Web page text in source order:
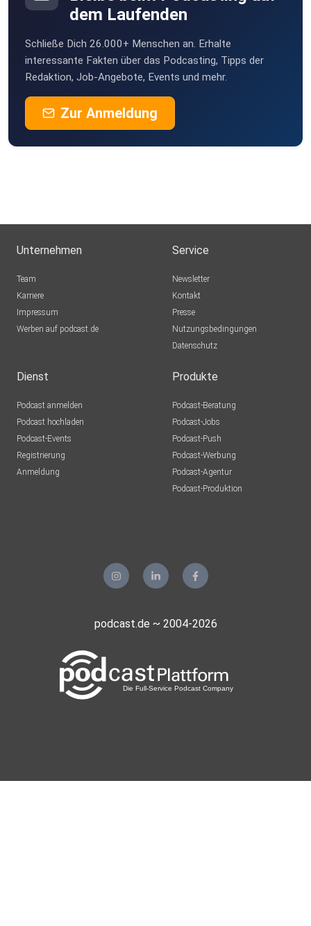
dem Laufenden
Schließe Dich 26.000+ Menschen an. Erhalte
interessante Fakten über das Podcasting, Tipps der
Redaktion, Job-Angebote, Events und mehr.
Zur Anmeldung
Unternehmen
Team
Karriere
Impressum
Werben auf podcast.de
Service
Newsletter
Kontakt
Presse
Nutzungsbedingungen
Datenschutz
Dienst
Podcast anmelden
Podcast hochladen
Podcast-Events
Registrierung
Anmeldung
Produkte
Podcast-Beratung
Podcast-Jobs
Podcast-Push
Podcast-Werbung
Podcast-Agentur
Podcast-Produktion
podcast.de ~ 2004-2026